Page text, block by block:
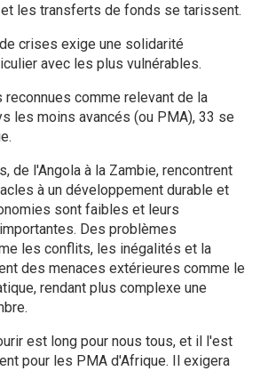
les transferts de fonds se tarissent.
crises exige une solidarité
avec les plus vulnérables.
reconnues comme relevant de la
les moins avancés (ou PMA), 33 se
de l'Angola à la Zambie, rencontrent
à un développement durable et
sont faibles et leurs
Des problèmes
les conflits, les inégalités et la
des menaces extérieures comme le
rendant plus complexe une
est long pour nous tous, et il l'est
pour les PMA d'Afrique. Il exigera